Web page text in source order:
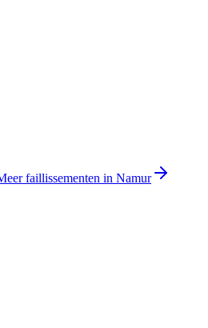
faillissementen in Namur